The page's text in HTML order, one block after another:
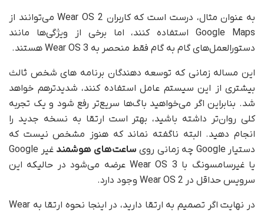
به عنوان مثال، درست است که کاربران Wear OS 2 می‌توانند از
Google Maps استفاده کنند، اما برخی از ویژگی‌ها مانند
دستورالعمل‌های گام به گام فقط منحصر به Wear OS 3 هستند.
این مساله زمانی که توسعه دهندگان برنامه های شخص ثالث
بیشتری از این سیستم عامل استفاده کنند، شدیدترهم خواهد
شد. بنابراین اگر می‌خواهید باگ‌ها سریع‌تر رفع شود و یک تجربه
کلی روان‌تر داشته باشید، بهتر است ارتقا به نسخه جدید را
انجام دهید. البته ناگفته نماند که هنوز مشخص نیست که
دستیار Google چه زمانی روی
ساعت‌های هوشمند
غیر Google
یا غیرسامسونگ با Wear OS 3 عرضه می‌شود در حالیکه این
سرویس حداقل در Wear OS 2 وجود دارد.
در نهایت اگر تصمیم به ارتقا دارید، در اینجا نحوه ارتقا به Wear